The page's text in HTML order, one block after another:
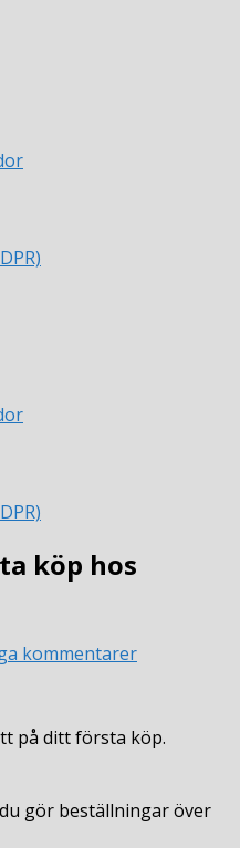
köp hos
kommentarertill
ditt
första
Mat.se
på ditt första köp.
gör beställningar över